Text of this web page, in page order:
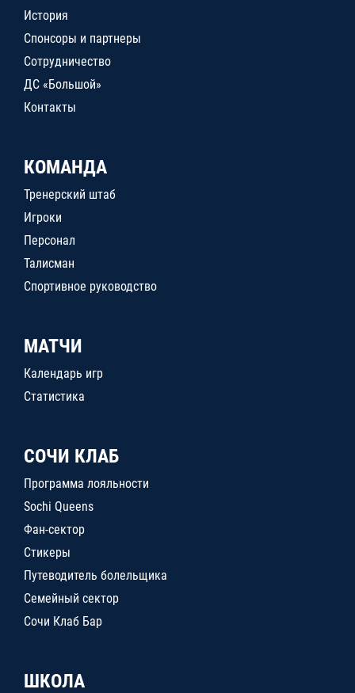
История
Спонсоры и партнеры
Сотрудничество
ДС «Большой»
Контакты
КОМАНДА
Тренерский штаб
Игроки
Персонал
Талисман
Спортивное руководство
МАТЧИ
Календарь игр
Статистика
СОЧИ КЛАБ
Программа лояльности
Sochi Queens
Фан-сектор
Стикеры
Путеводитель болельщика
Семейный сектор
Сочи Клаб Бар
ШКОЛА